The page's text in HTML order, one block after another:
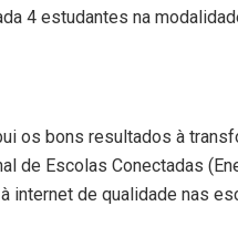
4 estudantes na
os bons resultados à
de Escolas Conectadas
internet de qualidade nas